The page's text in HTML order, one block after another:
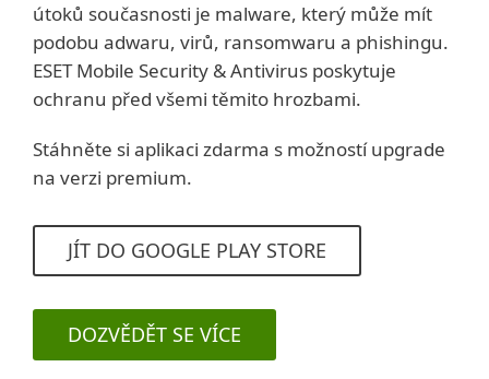
útoků současnosti je malware, který může mít
podobu adwaru, virů, ransomwaru a phishingu.
ESET Mobile Security & Antivirus poskytuje
ochranu před všemi těmito hrozbami.
Stáhněte si aplikaci zdarma s možností upgrade
na verzi premium.
JÍT DO GOOGLE PLAY STORE
DOZVĚDĚT SE VÍCE